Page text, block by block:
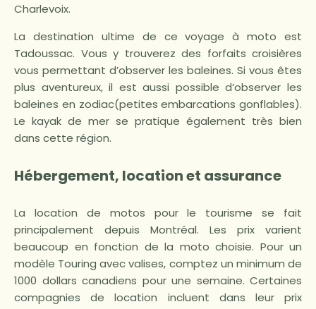
Charlevoix.
La destination ultime de ce voyage à moto est
Tadoussac. Vous y trouverez des forfaits croisières
vous permettant d’observer les baleines. Si vous êtes
plus aventureux, il est aussi possible d’observer les
baleines en zodiac(petites embarcations gonflables).
Le kayak de mer se pratique également très bien
dans cette région.
Hébergement, location et assurance
La location de motos pour le tourisme se fait
principalement depuis Montréal. Les prix varient
beaucoup en fonction de la moto choisie. Pour un
modèle Touring avec valises, comptez un minimum de
1000 dollars canadiens pour une semaine. Certaines
compagnies de location incluent dans leur prix